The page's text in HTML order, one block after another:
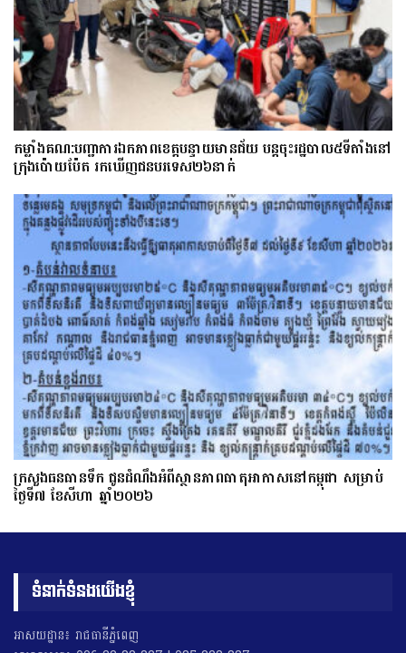
កម្លាំងគណ:បញ្ជាការឯកភាពខេត្តបន្ទាយមានជ័យ បន្តចុះរដ្ឋបាល៥ទីតាំងនៅ
ក្រុងប៉ោយប៉ែត រកឃើញជនបរទេស២៦នាក់
ក្រសួងធនធានទឹក ជូនដំណឹងអំពីស្ថានភាពធាតុអាកាសនៅកម្ពុជា សម្រាប់
ថ្ងៃទី៧ ខែសីហា ឆ្នាំ២០២៦
ទំនាក់ទំនងយើងខ្ញុំ
អាសយដ្ឋាន៖ រាជធានីភ្នំពេញ